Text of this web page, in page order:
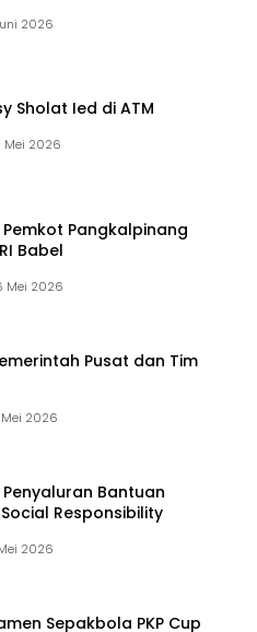
2026
Sholat Ied di ATM
Mei 2026
Pangkalpinang
Babel
Mei 2026
Pusat dan Tim
Mei 2026
Bantuan
Responsibility
Mei 2026
Sepakbola PKP Cup